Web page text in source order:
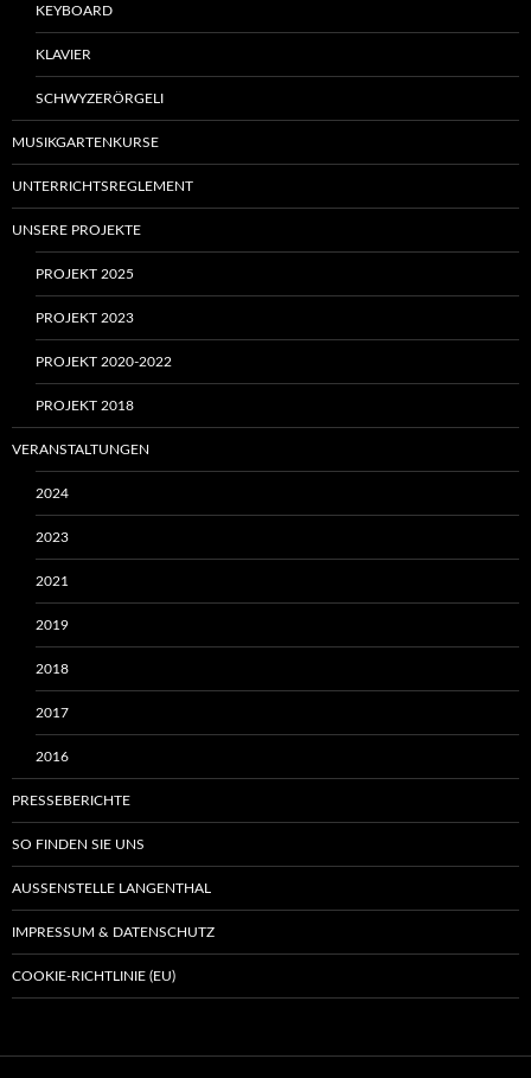
KEYBOARD
KLAVIER
SCHWYZERÖRGELI
MUSIKGARTENKURSE
UNTERRICHTSREGLEMENT
UNSERE PROJEKTE
PROJEKT 2025
PROJEKT 2023
PROJEKT 2020-2022
PROJEKT 2018
VERANSTALTUNGEN
2024
2023
2021
2019
2018
2017
2016
PRESSEBERICHTE
SO FINDEN SIE UNS
AUSSENSTELLE LANGENTHAL
IMPRESSUM & DATENSCHUTZ
COOKIE-RICHTLINIE (EU)